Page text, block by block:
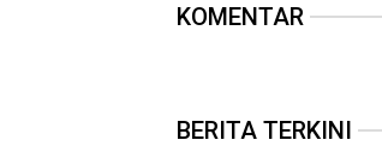
KOMENTAR
BERITA TERKINI